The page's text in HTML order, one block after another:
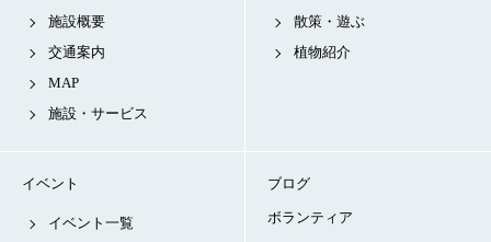
施設概要
交通案内
MAP
施設・サービス
散策・遊ぶ
植物紹介
イベント
イベント一覧
ブログ
ボランティア